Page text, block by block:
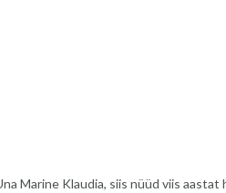
Marine Klaudia, siis nüüd viis aastat